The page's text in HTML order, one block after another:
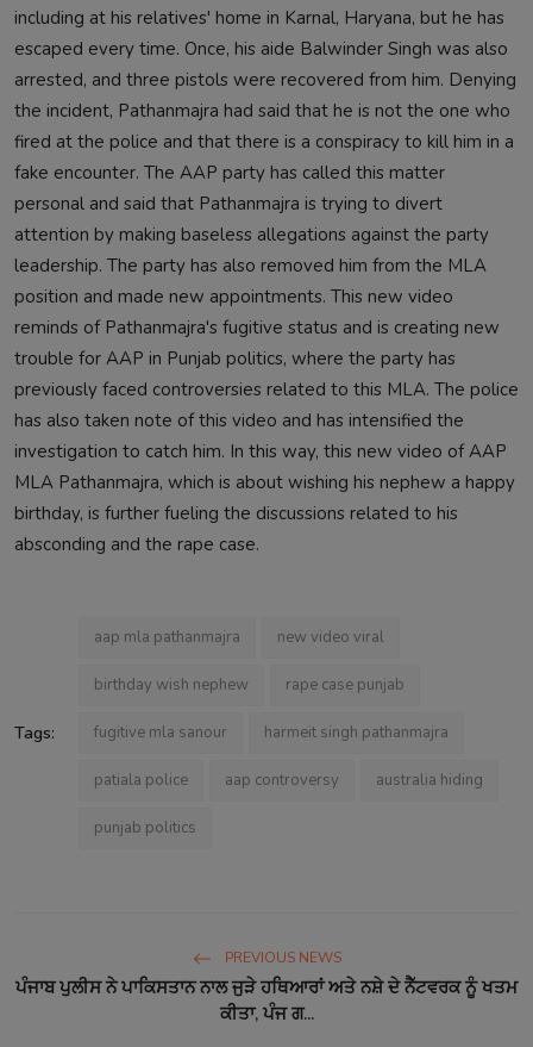
including at his relatives' home in Karnal, Haryana, but he has
escaped every time. Once, his aide Balwinder Singh was also
arrested, and three pistols were recovered from him. Denying
the incident, Pathanmajra had said that he is not the one who
fired at the police and that there is a conspiracy to kill him in a
fake encounter. The AAP party has called this matter
personal and said that Pathanmajra is trying to divert
attention by making baseless allegations against the party
leadership. The party has also removed him from the MLA
position and made new appointments. This new video
reminds of Pathanmajra's fugitive status and is creating new
trouble for AAP in Punjab politics, where the party has
previously faced controversies related to this MLA. The police
has also taken note of this video and has intensified the
investigation to catch him. In this way, this new video of AAP
MLA Pathanmajra, which is about wishing his nephew a happy
birthday, is further fueling the discussions related to his
absconding and the rape case.
Tags:
aap mla pathanmajra new video viral
birthday wish nephew rape case punjab
fugitive mla sanour harmeit singh pathanmajra
patiala police aap controversy australia hiding
punjab politics
PREVIOUS NEWS
ਪੰਜਾਬ ਪੁਲੀਸ ਨੇ ਪਾਕਿਸਤਾਨ ਨਾਲ ਜੁੜੇ ਹਥਿਆਰਾਂ ਅਤੇ ਨਸ਼ੇ ਦੇ ਨੈੱਟਵਰਕ ਨੂੰ ਖਤਮ
ਕੀਤਾ, ਪੰਜ ਗ...